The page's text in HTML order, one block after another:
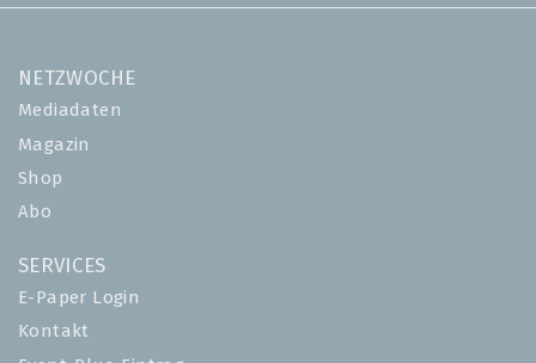
NETZWOCHE
Mediadaten
Magazin
Shop
Abo
SERVICES
E-Paper Login
Kontakt